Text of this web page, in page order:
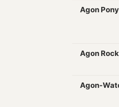
Agon Pony
Agon
Agon-